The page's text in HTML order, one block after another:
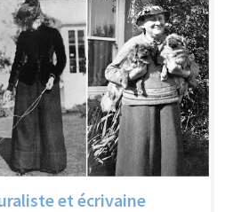
et écrivaine